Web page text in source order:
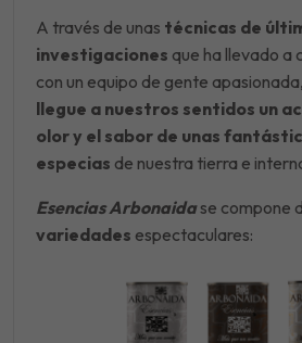
A través de unas técnicas de
investigaciones que ha llevado a
con un equipo de gente
llegue a nuestros sentidos un
olor y el sabor de unas
especias de nuestra tierra e
Esencias Arbonaidase compone
variedades espectaculares: